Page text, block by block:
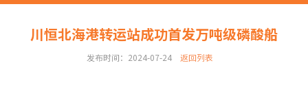
川恒北海港转运站成功首发万吨级磷酸船
发布时间：2024-07-24 返回列表